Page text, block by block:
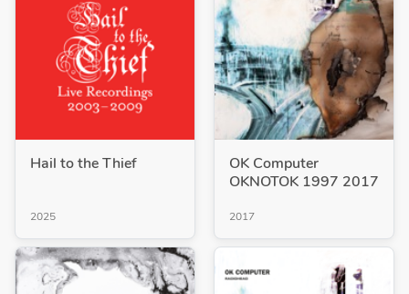
Hail to the Thief
2025
OK Computer
OKNOTOK 1997 2017
2017